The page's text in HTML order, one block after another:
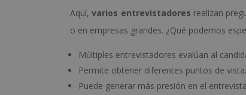
Aquí,varios entrevistadores realizan
o en empresas grandes. ¿Qué podemos
Múltiples entrevistadores evalúan al
Permite obtener diferentes puntos de vista.
Puede generar más presión en el